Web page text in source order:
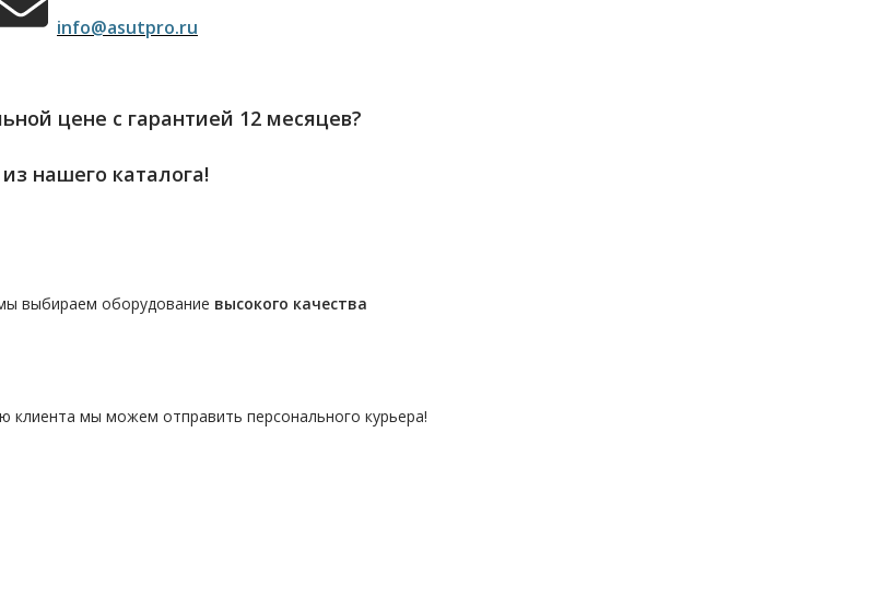
info@asutpro.ru
цене с гарантией 12 месяцев?
нашего каталога!
выбираем оборудование высокого качества
клиента мы можем отправить персонального курьера!